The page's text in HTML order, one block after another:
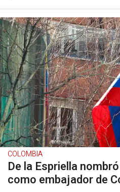
COLOMBIA
De la Espriella
como embajador de